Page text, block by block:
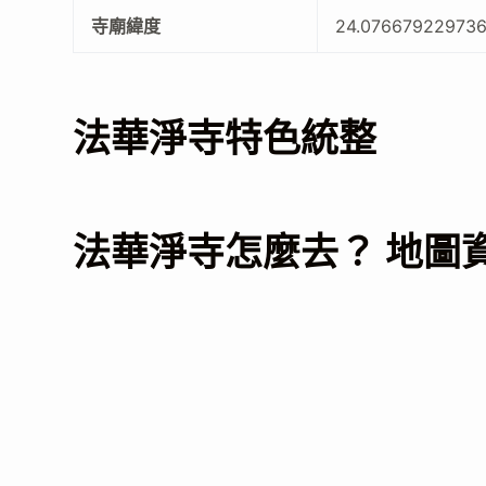
寺廟緯度
法華淨寺特色統整
法華淨寺怎麼去？ 地圖